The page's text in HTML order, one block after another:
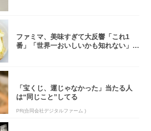
ファミマ、美味すぎて大反響「これ1
番」「世界一おいしいかも知れない」
「宝くじ、運じゃなかった」当たる人
は“同じこと”してる
PR(合同会社デジタルファーム )